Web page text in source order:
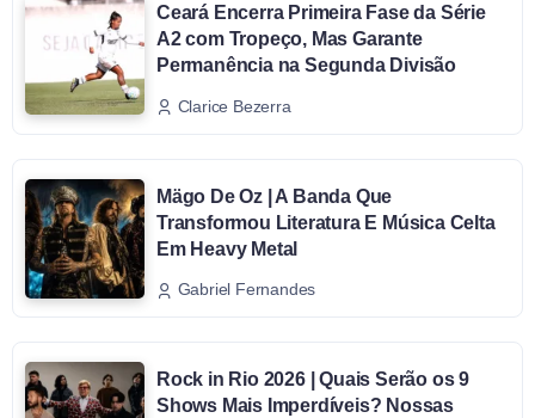
Ceará Encerra Primeira Fase da Série
A2 com Tropeço, Mas Garante
Permanência na Segunda Divisão
Clarice Bezerra
Mägo De Oz | A Banda Que
Transformou Literatura E Música Celta
Em Heavy Metal
Gabriel Fernandes
Rock in Rio 2026 | Quais Serão os 9
Shows Mais Imperdíveis? Nossas